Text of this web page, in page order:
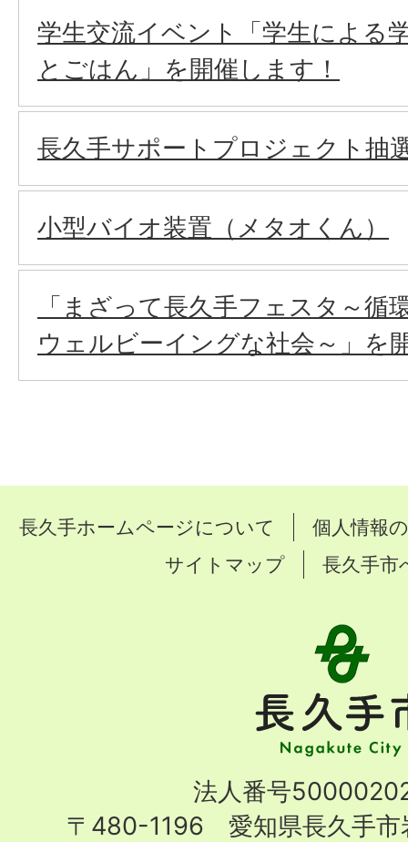
学生交流イベント「学生による
とごはん」を開催します！
長久手サポートプロジェクト抽
小型バイオ装置（メタオくん）
「まざって長久手フェスタ～循
ウェルビーイングな社会～」を
長久手ホームページについて
個人情報
サイトマップ
長久手市
手
市
City
法人番号
〒480-1196 愛知県長久手市